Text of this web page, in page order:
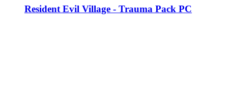
Resident Evil Village - Trauma Pack PC